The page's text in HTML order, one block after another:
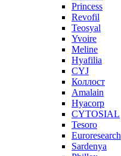
Princess
Revofil
Teosyal
Yvoire
Meline
Hyafilia
CYJ
Коллост
Amalain
Hyacorp
CYTOSIAL
Tesoro
Euroresearch
Sardenya